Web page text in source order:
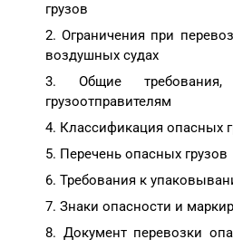
грузов
Ограничения при
воздушных судах
Общие
грузоотправителям
Классификация опасных
Перечень опасных грузов
Требования к
Знаки опасности и
Документ перевозки